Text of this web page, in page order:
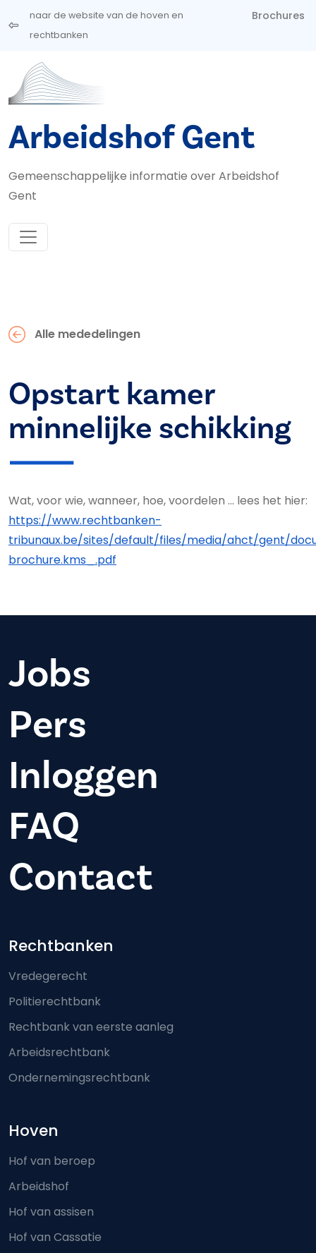
Overslaan en naar de inhoud gaan
naar de website van de hoven en
rechtbanken
Brochures
Arbeidshof Gent
Gemeenschappelijke informatie over Arbeidshof
Gent
Alle mededelingen
Opstart kamer
minnelijke schikking
Wat, voor wie, wanneer, hoe, voordelen ... lees het hier:
https://www.rechtbanken-
tribunaux.be/sites/default/files/media/ahct/gent/
brochure.kms_.pdf
Jobs
Pers
Inloggen
FAQ
Contact
Footer-menu
Rechtbanken
Vredegerecht
Politierechtbank
Rechtbank van eerste aanleg
Arbeidsrechtbank
Ondernemingsrechtbank
Hoven
Hof van beroep
Arbeidshof
Hof van assisen
Hof van Cassatie